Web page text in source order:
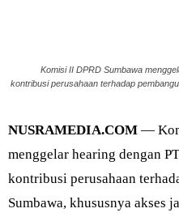
Komisi II DPRD Sumbawa
kontribusi perusahaan terhadap
NUSRAMEDIA.COM —
menggelar hearing dengan
kontribusi perusahaan
Sumbawa, khususnya akses